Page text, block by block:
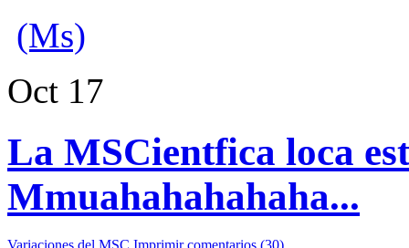
(Ms)
Oct 17
La MSCientfica loca
Mmuahahahahaha...
Variaciones del MSC Imprimir comentarios (30)